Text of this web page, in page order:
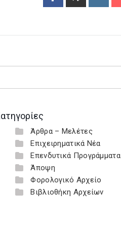
Άρθρα – Μελέτες
Επιχειρηματικά Νέα
Επενδυτικά Προγράμματα
Άποψη
Φορολογικό Αρχείο
Βιβλιοθήκη Αρχείων